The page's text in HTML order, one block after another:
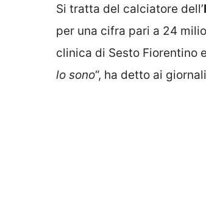
Si tratta del calciatore dell’
per una cifra pari a 24
clinica di Sesto Fiorentino
lo sono“, ha detto ai